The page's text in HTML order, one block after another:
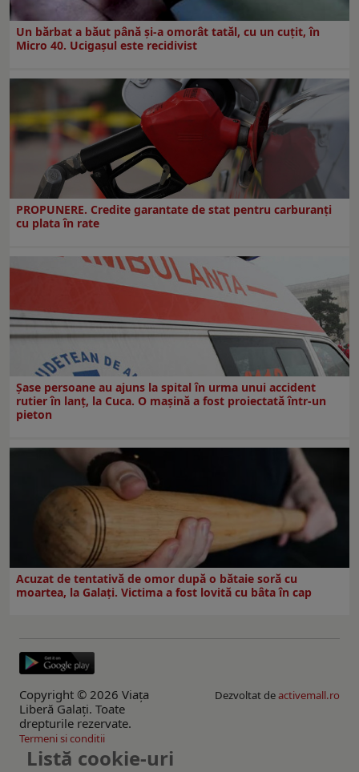
Un bărbat a băut până și-a omorât tatăl, cu un cuțit, în
Micro 40. Ucigașul este recidivist
PROPUNERE. Credite garantate de stat pentru carburanți
cu plata în rate
Șase persoane au ajuns la spital în urma unui accident
rutier în lanț, la Cuca. O mașină a fost proiectată într-un
pieton
Acuzat de tentativă de omor după o bătaie soră cu
moartea, la Galați. Victima a fost lovită cu bâta în cap
Copyright © 2026 Viaţa
Liberă Galaţi. Toate
drepturile rezervate.
Dezvoltat deactivemall.ro
Termeni si conditii
Listă cookie-uri